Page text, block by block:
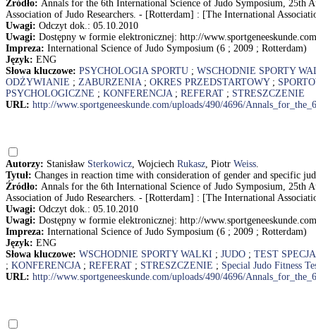
Źródło: Annals for the 6th International Science of Judo Symposium, 25th
Association of Judo Researchers. - [Rotterdam] : [The International
Uwagi: Odczyt dok.: 05.10.2010
Uwagi: Dostępny w formie elektronicznej: http://
Impreza: International Science of Judo Symposium (6 ; 2009 ; Rotterdam)
Język: ENG
Słowa kluczowe: PSYCHOLOGIA SPORTU ; WSCHODNIE SPORTY
ODŻYWIANIE ; ZABURZENIA; OKRES PRZEDSTARTOWY;
PSYCHOLOGICZNE ; KONFERENCJA; REFERAT ; STRESZCZENIE
URL: http://www.sportgeneeskunde.com/uploads/490/4696/
Autorzy: Stanisław Sterkowicz, Wojciech Rukasz, Piotr Weiss.
Tytuł: Changes in reaction time with consideration of gender and specific
Źródło: Annals for the 6th International Science of Judo Symposium, 25th
Association of Judo Researchers. - [Rotterdam] : [The International
Uwagi: Odczyt dok.: 05.10.2010
Uwagi: Dostępny w formie elektronicznej: http://
Impreza: International Science of Judo Symposium (6 ; 2009 ; Rotterdam)
Język: ENG
Słowa kluczowe: WSCHODNIE SPORTY WALKI ; JUDO ; TEST
; KONFERENCJA; REFERAT ; STRESZCZENIE ; Special Judo Fitness
URL: http://www.sportgeneeskunde.com/uploads/490/4696/